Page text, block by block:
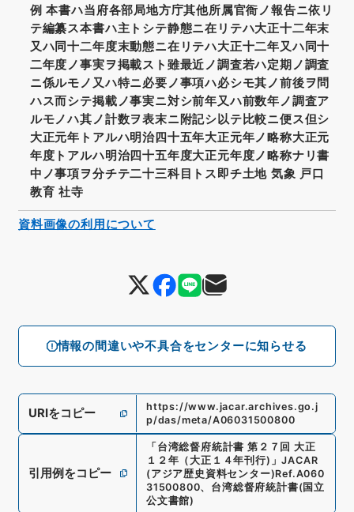
情報の間違いや不具合をセンターに知らせる
例 本書ハ当府各部局地方庁其他所属官衙ノ報告ニ依リ
テ編纂ス本書ハ主トシテ静態ニ在リテハ大正十二年末
又ハ同十二年度末動態ニ在リテハ大正十二年又ハ同十
二年度ノ事実ヲ掲載スト雖最近ノ調査若ハ定期ノ調査
ニ係ルモノ又ハ特ニ必要ノ事項ハ必シモ其ノ前後ヲ問
ハス而シテ掲載ノ事実ニ対シ前年又ハ前数年ノ調査ア
ルモノハ其ノ計数ヲ表末ニ附記シ以テ比較ニ便ス但シ
大正元年トアルハ明治四十五年大正元年ノ略称大正元
年度トアルハ明治四十五年度大正元年度ノ略称ナリ書
中ノ事項ヲ分チテ二十三科目トス即チ土地 気象 戸口
教育 社寺
URIをコピー
https://www.jacar.archives.go.j
p/das/meta/A06031500800
引用例をコピー
「台湾総督府統計書 第２７回 大正
１２年（大正１４年刊行) 」JACAR
(アジア歴史資料センター)Ref.A060
31500800、 台湾総督府統計書(国立
公文書館)
資料画像の利用について